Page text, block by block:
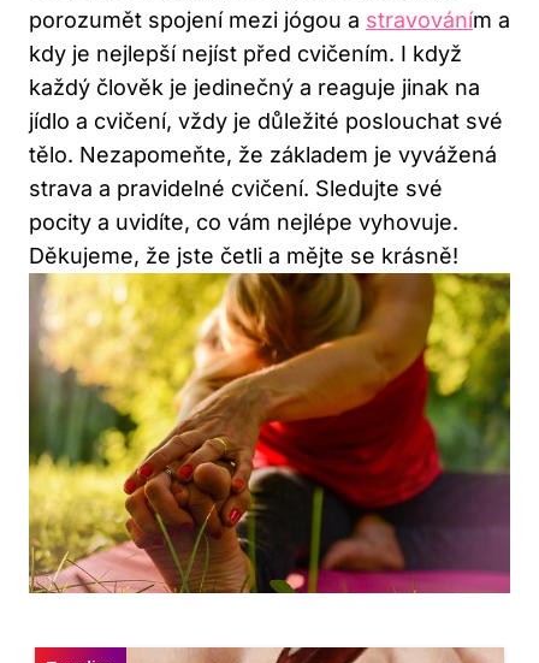
⁤porozumět spojení mezi jógou ‌a‍ stravováním a
kdy je nejlepší nejíst před cvičením. ‍I když‌
každý člověk je ⁤jedinečný ‌a reaguje jinak ​na
‍jídlo‍ a cvičení, vždy je důležité‍ poslouchat své
tělo. Nezapomeňte, že ​základem je vyvážená
strava‍ a ​pravidelné cvičení. ‌Sledujte své
pocity‍ a uvidíte, ⁣co ​vám nejlépe vyhovuje.
Děkujeme, že ‍jste‍ četli a mějte⁢ se krásně!